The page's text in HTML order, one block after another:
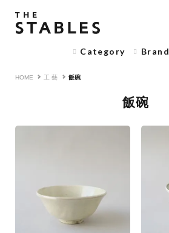
Category Brand
HOME 工 藝 飯碗
飯碗